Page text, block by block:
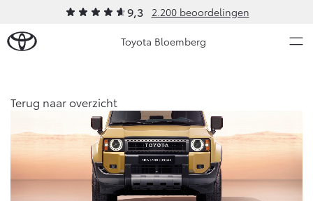
9,3 2.200 beoordelingen
Toyota Bloemberg
Ons bedrijf
Geschiedenis
Aygo X
Yaris
HYBRIDE
Occasions
Terug naar overzicht